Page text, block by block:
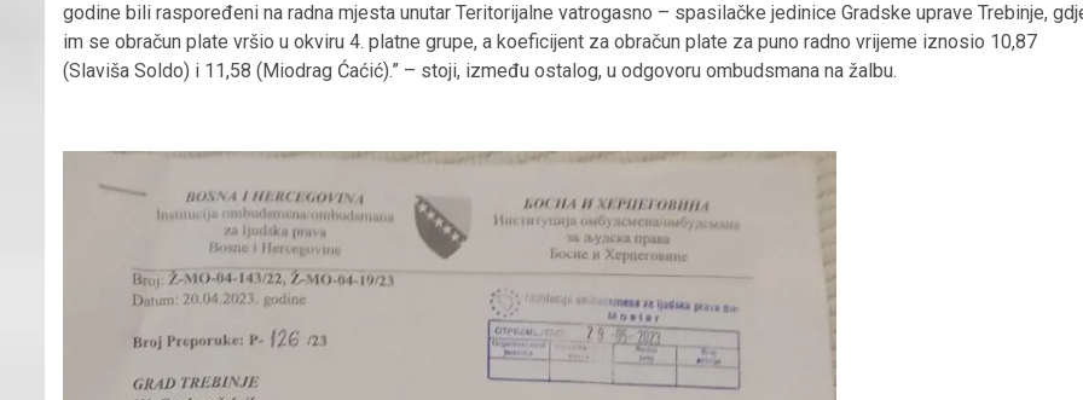
godine bili raspoređeni na radna mjesta unutar Teritorijalne vatrogasno – spasilačke jedinice Gradske uprave Trebinje,
im se obračun plate vršio u okviru 4. platne grupe, a koeficijent za obračun plate za puno radno vrijeme iznosio 10,87
(Slaviša Soldo) i 11,58 (Miodrag Ćaćić).” – stoji, između ostalog, u odgovoru ombudsmana na žalbu.